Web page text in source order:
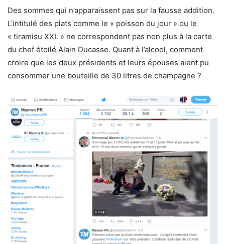
Des sommes qui n’apparaissent pas sur la fausse addition.
L’intitulé des plats comme le « poisson du jour » ou le
« tiramisu XXL » ne correspondent pas non plus à la carte
du chef étoilé Alain Ducasse. Quant à l’alcool, comment
croire que les deux présidents et leurs épouses aient pu
consommer une bouteille de 30 litres de champagne ?